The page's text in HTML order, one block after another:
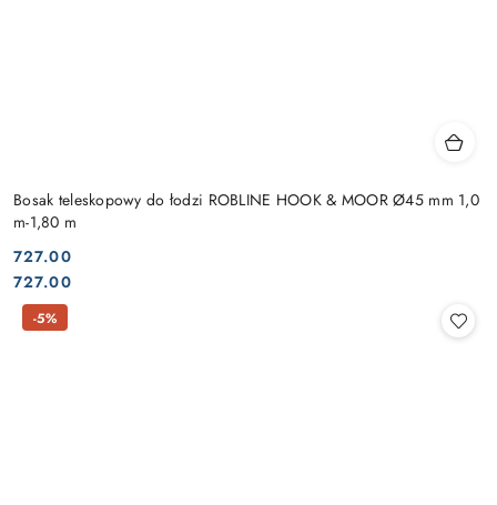
Bosak teleskopowy do łodzi ROBLINE HOOK & MOOR Ø45 mm 1,0
m-1,80 m
Cena:
727.00
Cena:
727.00
-5%